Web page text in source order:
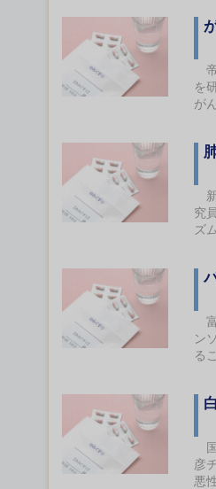
帝
を
がん
新
究
ズ
富
ン
る
国
彦
悪